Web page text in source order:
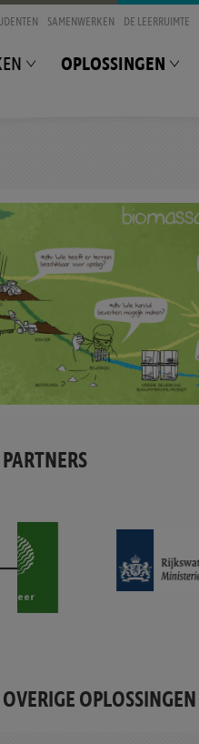
SAMENWERKEN DE LEERRUIMTE
OPLOSSINGEN
PARTNERS
OVERIGE OPLOSSINGEN